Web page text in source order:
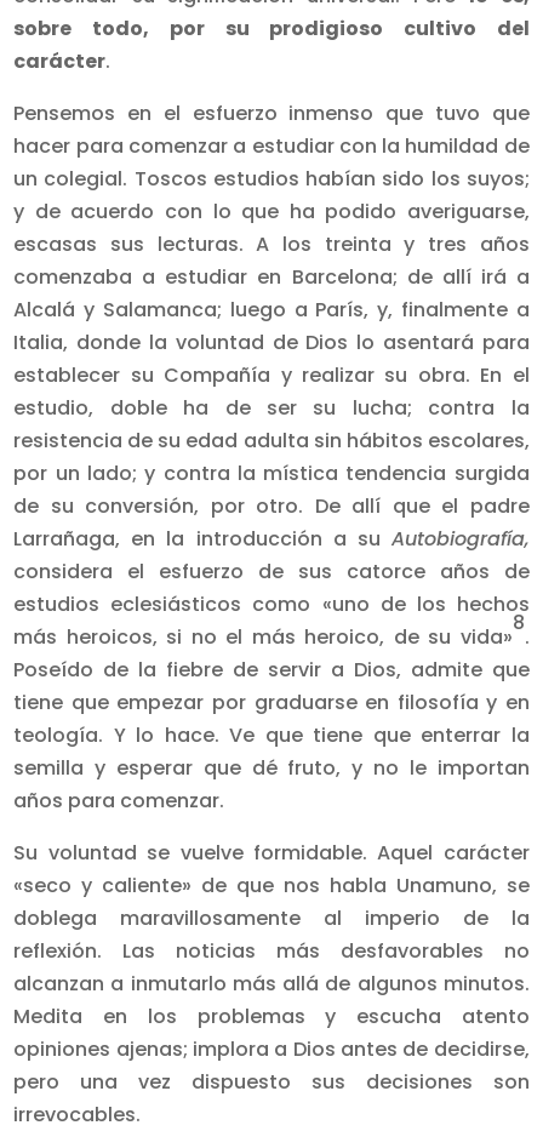
sobre todo, por su prodigioso cultivo del
carácter.
Pensemos en el esfuerzo inmenso que tuvo que
hacer para comenzar a estudiar con la humildad de
un colegial. Toscos estudios habían sido los suyos;
y de acuerdo con lo que ha podido averiguarse,
escasas sus lecturas. A los treinta y tres años
comenzaba a estudiar en Barcelona; de allí irá a
Alcalá y Salamanca; luego a París, y, finalmente a
Italia, donde la voluntad de Dios lo asentará para
establecer su Compañía y realizar su obra. En el
estudio, doble ha de ser su lucha; contra la
resistencia de su edad adulta sin hábitos escolares,
por un lado; y contra la mística tendencia surgida
de su conversión, por otro. De allí que el padre
Larrañaga, en la introducción a su Autobiografía,
considera el esfuerzo de sus catorce años de
estudios eclesiásticos como «uno de los hechos
más heroicos, si no el más heroico, de su vida»
8
.
Poseído de la fiebre de servir a Dios, admite que
tiene que empezar por graduarse en filosofía y en
teología. Y lo hace. Ve que tiene que enterrar la
semilla y esperar que dé fruto, y no le importan
años para comenzar.
Su voluntad se vuelve formidable. Aquel carácter
«seco y caliente» de que nos habla Unamuno, se
doblega maravillosamente al imperio de la
reflexión. Las noticias más desfavorables no
alcanzan a inmutarlo más allá de algunos minutos.
Medita en los problemas y escucha atento
opiniones ajenas; implora a Dios antes de decidirse,
pero una vez dispuesto sus decisiones son
irrevocables.